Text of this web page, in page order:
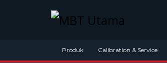
Contact Us
PT. MBT UTAMA
Produk Calibration & Service